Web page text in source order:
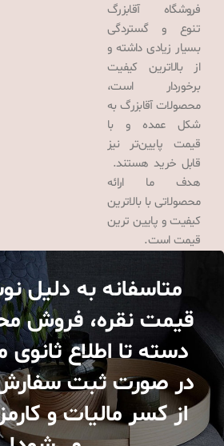
فروشگاه آقابزرگ
تنوع و گستردگی
بسیار زیادی داشته و
از بالاترین کیفیت
برخوردار است،
محصولات آقابزرگ به
شکل عمده و با
قیمت پایین‌تر نیز
قابل خرید هستند.
هدف ما ارائه
محصولاتی با بالاترین
کیفیت و پایین ترین
قیمت است.
متاسفانه به دلیل
قیمت نقره، فروش
دسته تا اطلاع
در صورت ثبت
از کسر مالیات و